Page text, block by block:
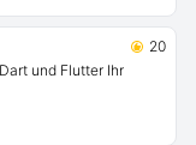
20
und Flutter Ihr